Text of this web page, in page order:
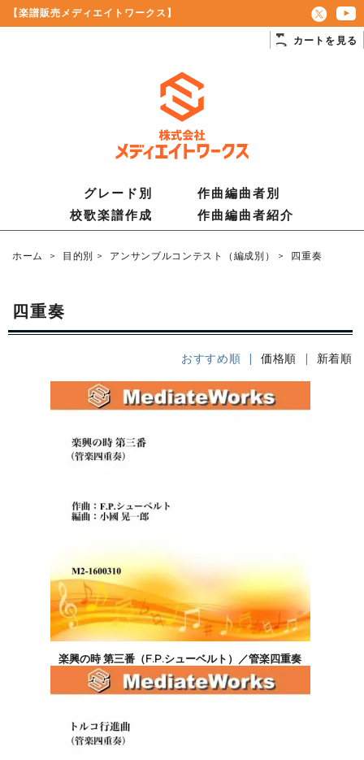
【楽譜販売メディエイトワークス】
カートを見る
グレード別
作曲編曲者別
校歌楽譜作成
作曲編曲者紹介
ホーム > 目的別 > アンサンブルコンテスト（編成別） > 四重奏
四重奏
おすすめ順 |価格順 新着順
楽興の時 第三番（F.P.シューベルト）／管楽四重奏
3,300円(税込)